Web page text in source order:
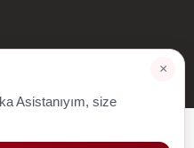
×
Asistanıyım, size